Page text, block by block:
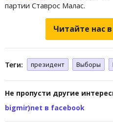
партии Ставрос Малас.
Читайте нас
Теги: президент Выборы
Не пропусти другие
bigmir)net в facebook